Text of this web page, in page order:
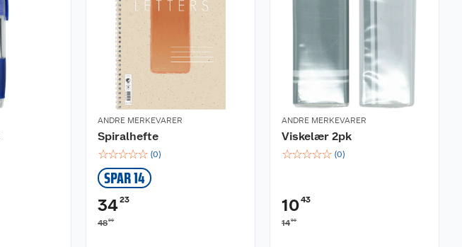
ANDRE MERKEVARER
Spiralhefte
☆☆☆☆☆ (0)
SPAR 14
3423
4890
ANDRE MERKEVARER
Viskelær 2pk
☆☆☆☆☆ (0)
1043
1490